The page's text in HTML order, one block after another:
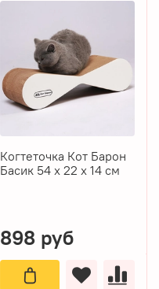
Когтеточка Кот Барон
Басик 54 х 22 х 14 см
898 руб